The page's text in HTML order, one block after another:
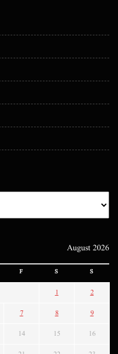
August 2026
F S S
1 2
7 8 9
14 15 16